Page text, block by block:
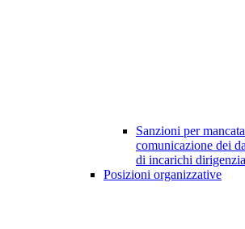
Sanzioni per
comunicazione dei
di incarichi
Posizioni organizzative